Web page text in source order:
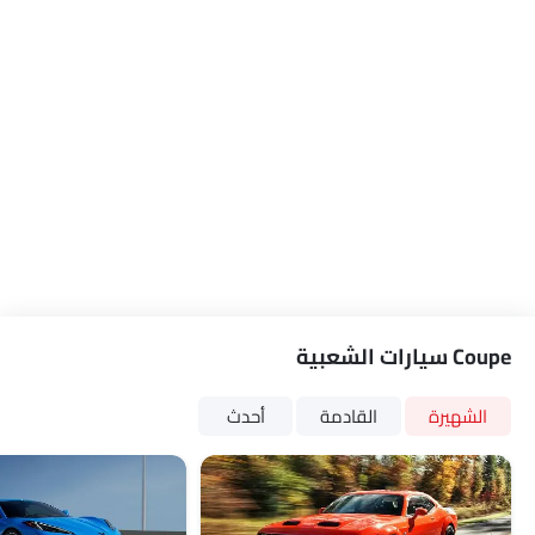
صندوق الطاقة
إضاءة نهارية LED
مؤشر تغيير المسار
شاحن USB
مقعد تهوية
كاميرا بزاوية 360 درجة
Coupe سيارات الشعبية
الشهيرة القادمة أحدث